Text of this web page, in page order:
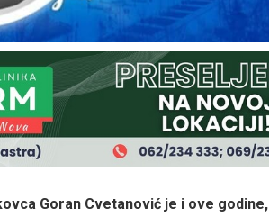
Goran Cvetanović je i ove godine,